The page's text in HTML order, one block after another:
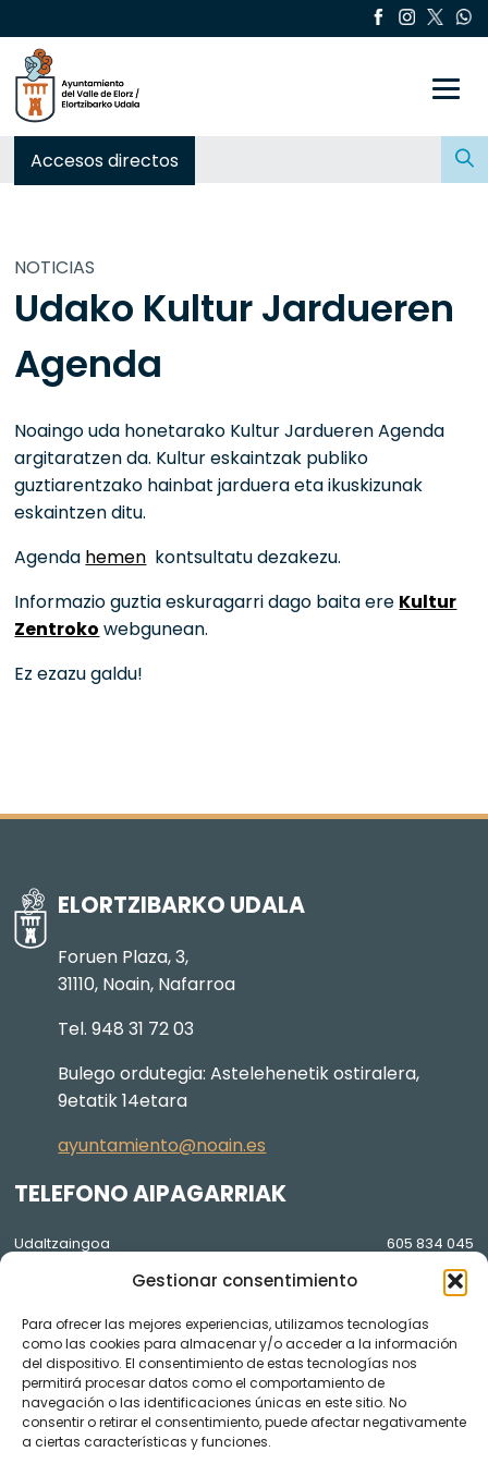
Gestionar consentimiento
Para ofrecer las mejores experiencias, utilizamos tecnologías
como las cookies para almacenar y/o acceder a la información
del dispositivo. El consentimiento de estas tecnologías nos
permitirá procesar datos como el comportamiento de
navegación o las identificaciones únicas en este sitio. No
consentir o retirar el consentimiento, puede afectar negativamente
a ciertas características y funciones.
Accesos directos
Buscar:
NOTICIAS
Udako Kultur Jardueren
Agenda
Noaingo uda honetarako Kultur Jardueren Agenda
argitaratzen da. Kultur eskaintzak publiko
guztiarentzako hainbat jarduera eta ikuskizunak
eskaintzen ditu.
Agenda hemen kontsultatu dezakezu.
Informazio guztia eskuragarri dago baita ere Kultur
Zentroko webgunean.
Ez ezazu galdu!
ELORTZIBARKO UDALA
Foruen Plaza, 3,
31110, Noain, Nafarroa
Tel. 948 31 72 03
Bulego ordutegia: Astelehenetik ostiralera,
9etatik 14etara
ayuntamiento@noain.es
TELEFONO AIPAGARRIAK
Udaltzaingoa
605 834 045
948 36 81 56
Lorezaintza eta Agenda Local
2030
948 074 848
GARDENTASUNA
YouTube osoko bilkura bideoak